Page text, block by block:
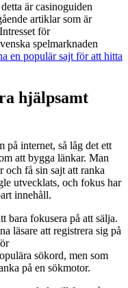
är casinoguiden
artiklar som är
för
spelmarknaden
en populär sajt för att hitta
hjälpsamt
på internet, så låg det ett
att bygga länkar. Man
och få sin sajt att ranka
utvecklats, och fokus har
innehåll.
bara fokusera på att sälja.
läsare att registrera sig på
sökord, men som
på en sökmotor.